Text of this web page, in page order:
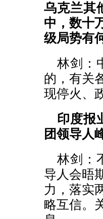
乌克兰其
中，数十
级局势有
林剑：
的，有关
现停火、
印度报
团领导人
林剑：
导人会晤
力，落实
略互信。